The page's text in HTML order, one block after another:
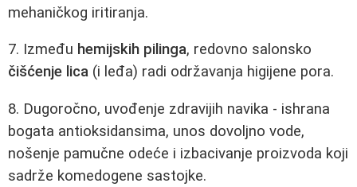
mehaničkog iritiranja.
7. Između hemijskih pilinga, redovno salonsko
čišćenje lica (i leđa) radi održavanja higijene pora.
8. Dugoročno, uvođenje zdravijih navika - ishrana
bogata antioksidansima, unos dovoljno vode,
nošenje pamučne odeće i izbacivanje proizvoda koji
sadrže komedogene sastojke.